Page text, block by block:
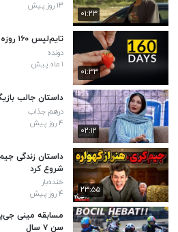
۰۱:۲۳
۱۳ روز پیش
۰۱:۳۳
تایم‌لپس ۱۶۰ روزه رشد توت‌فرنگی از بذر
دونده
۱ ماه پیش
۰۲:۱۲
داستان جالب
درهم جذاب
۴ روز پیش
۲۳:۵۵
داستان زندگی
شروع کرد
خنده‌بار
۴ روز پیش
مسابقه مینی
سن ۷ سال